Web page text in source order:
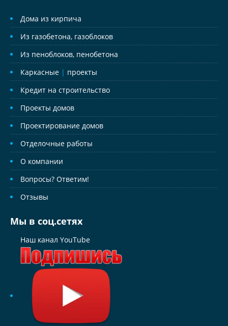
Дома из кирпича
Из газобетона, газоблоков
Из пеноблоков, пенобетона
Каркасные | проекты
Кредит на строительство
Проекты домов
Проектирование домов
Отделочные работы
О компании
Вопросы? Ответим!
Отзывы
Мы в соц.сетях
Наш канал YouTube